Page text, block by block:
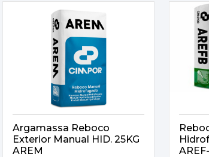
Argamassa Reboco
Exterior Manual HID. 25KG
AREM